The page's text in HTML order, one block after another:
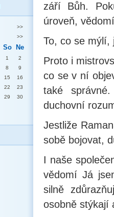
>>
>>
So Ne
1
2
8
9
15
16
22
23
29
30
září Bůh.
úroveň,
To, co se mýlí,
Proto i
co se v ní
také
duchovní
Jestliže
sobě bojovat,
I naše
vědomí Já
silně
osobně stýkají